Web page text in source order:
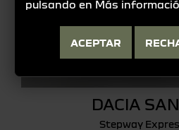
DACIA
Stepway
pulsando en Más
ACEPTAR